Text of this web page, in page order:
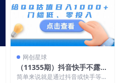
网创星球
（11355期）抖音快手不露脸
半无人直播，给QQ估值日入
简单来说就是通过抖音或快手等平